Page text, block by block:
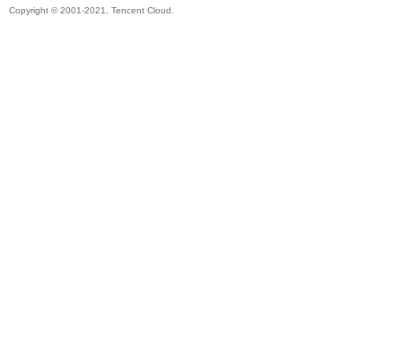
Copyright © 2001-2021, Tencent Cloud.